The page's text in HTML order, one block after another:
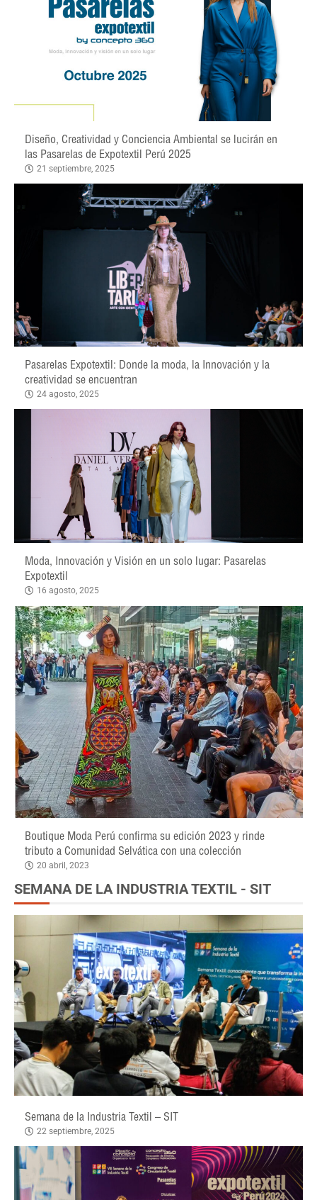
Diseño, Creatividad y Conciencia Ambiental se lucirán en
las Pasarelas de Expotextil Perú 2025
21 septiembre, 2025
Pasarelas Expotextil: Donde la moda, la Innovación y la
creatividad se encuentran
24 agosto, 2025
Moda, Innovación y Visión en un solo lugar: Pasarelas
Expotextil
16 agosto, 2025
Boutique Moda Perú confirma su edición 2023 y rinde
tributo a Comunidad Selvática con una colección
20 abril, 2023
SEMANA DE LA INDUSTRIA TEXTIL - SIT
Semana de la Industria Textil – SIT
22 septiembre, 2025